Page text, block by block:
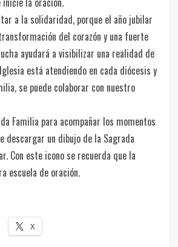
a la solidaridad, porque el año jubilar
del corazón y una fuerte
ayudará a visibilizar una realidad de
está atendiendo en cada diócesis y
se puede colaborar con nuestro
Familia para acompañar los momentos
descargar un dibujo de la Sagrada
Con este icono se recuerda que la
escuela de oración.
X